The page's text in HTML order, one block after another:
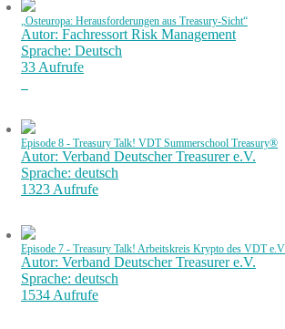
„Osteuropa: Herausforderungen aus Treasury-Sicht“
Autor: Fachressort Risk Management
Sprache: Deutsch
33 Aufrufe
Episode 8 - Treasury Talk! VDT Summerschool Treasury®
Autor: Verband Deutscher Treasurer e.V.
Sprache: deutsch
1323 Aufrufe
Episode 7 - Treasury Talk! Arbeitskreis Krypto des VDT e.V.
Autor: Verband Deutscher Treasurer e.V.
Sprache: deutsch
1534 Aufrufe